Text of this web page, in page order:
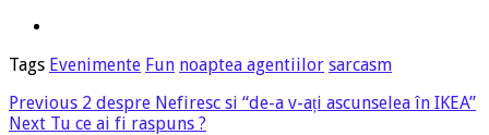
Tags Evenimente Fun noaptea agentiilor sarcasm
Previous 2 despre Nefiresc si “de-a v-ați ascunselea în IKEA”
Next Tu ce ai fi raspuns ?